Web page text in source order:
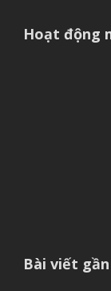
Hoạt động
Bài viết